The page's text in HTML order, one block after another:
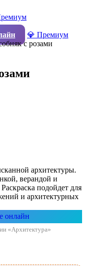
💎 Премиум
с розами
архитектуры.
верандой и
подойдет для
и архитектурных
онлайн
«Архитектура»